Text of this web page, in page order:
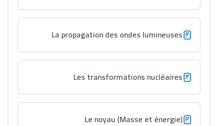
La propagation des ondes lumineuses
Les transformations nucléaires
Le noyau (Masse et énergie)